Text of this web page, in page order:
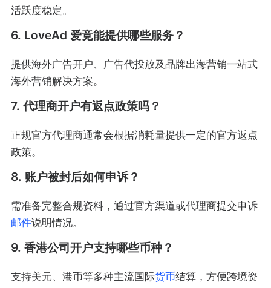
活跃度稳定。
6. LoveAd 爱竞能提供哪些服务？
提供海外广告开户、广告代投放及品牌出海营销一站式
海外营销解决方案。
7. 代理商开户有返点政策吗？
正规官方代理商通常会根据消耗量提供一定的官方返点
政策。
8. 账户被封后如何申诉？
需准备完整合规资料，通过官方渠道或代理商提交申诉
邮件说明情况。
9. 香港公司开户支持哪些币种？
支持美元、港币等多种主流国际货币结算，方便跨境资